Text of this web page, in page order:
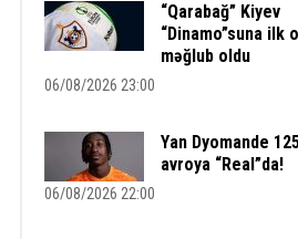
“Qarabağ” Kiyev
“Dinamo”suna ilk
məğlub oldu
06/08/2026 23:00
Yan Dyomande
avroya “Real”da!
06/08/2026 22:00